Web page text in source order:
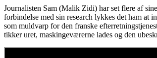
Journalisten Sam (Malik Zidi) har set flere af
forbindelse med sin research lykkes det ham at
som muldvarp for den franske
tikker uret, maskingeværerne lades og den